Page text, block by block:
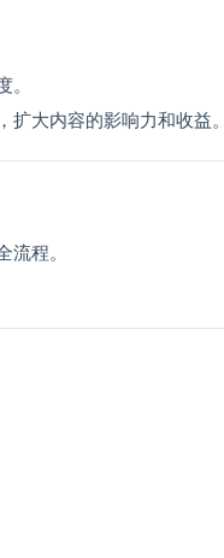
。
扩大内容的影响力和收益。
流程。